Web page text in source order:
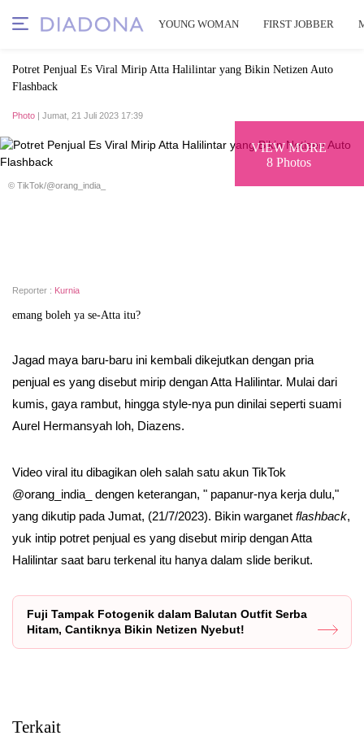
YOUNG WOMAN FIRST JOBBER
Potret Penjual Es Viral Mirip Atta Halilintar yang Bikin Netizen Auto
Flashback
Photo | Jumat, 21 Juli 2023 17:39
VIEW MORE
8 Photos
© TikTok/@orang_india_
Reporter : Kurnia
emang boleh ya se-Atta itu?
Jagad maya baru-baru ini kembali dikejutkan dengan pria
penjual es yang disebut mirip dengan Atta Halilintar. Mulai dari
kumis, gaya rambut, hingga style-nya pun dinilai seperti suami
Aurel Hermansyah loh, Diazens.
Video viral itu dibagikan oleh salah satu akun TikTok
@orang_india_ dengen keterangan, " papanur-nya kerja dulu,"
yang dikutip pada Jumat, (21/7/2023). Bikin warganet flashback,
yuk intip potret penjual es yang disebut mirip dengan Atta
Halilintar saat baru terkenal itu hanya dalam slide berikut.
Fuji Tampak Fotogenik dalam Balutan Outfit Serba
Hitam, Cantiknya Bikin Netizen Nyebut!
Terkait